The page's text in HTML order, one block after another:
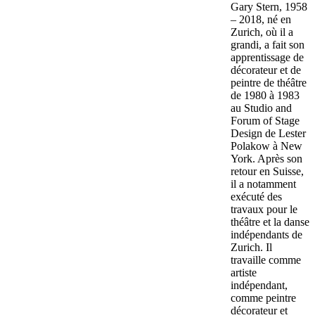
Gary Stern, 1958
– 2018, né en
Zurich, où il a
grandi, a fait son
apprentissage de
décorateur et de
peintre de théâtre
de 1980 à 1983
au Studio and
Forum of Stage
Design de Lester
Polakow à New
York. Après son
retour en Suisse,
il a notamment
exécuté des
travaux pour le
théâtre et la danse
indépendants de
Zurich. Il
travaille comme
artiste
indépendant,
comme peintre
décorateur et